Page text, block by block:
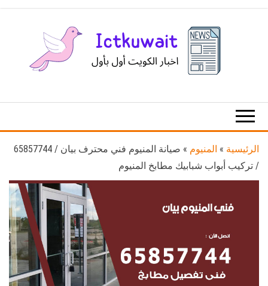
الكويت
الرئيسية » المنيوم »
صيانة المنيوم فني محترف بيان / 65857744
/ تركيب أبواب شبابيك مطابخ المنيوم